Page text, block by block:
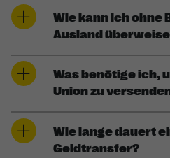
Wie kann ich ohne
Ausland
Was benötige ich,
Union zu
Wie lange dauert
Geldtransfer?